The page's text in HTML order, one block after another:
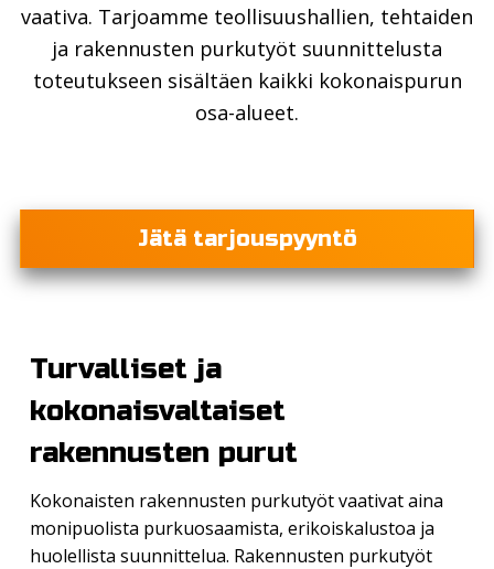
vaativa. Tarjoamme teollisuushallien, tehtaiden
ja rakennusten purkutyöt suunnittelusta
toteutukseen sisältäen kaikki kokonaispurun
osa-alueet.
Jätä tarjouspyyntö
Turvalliset ja
kokonaisvaltaiset
rakennusten purut
Kokonaisten rakennusten purkutyöt vaativat aina
monipuolista purkuosaamista, erikoiskalustoa ja
huolellista suunnittelua. Rakennusten purkutyöt